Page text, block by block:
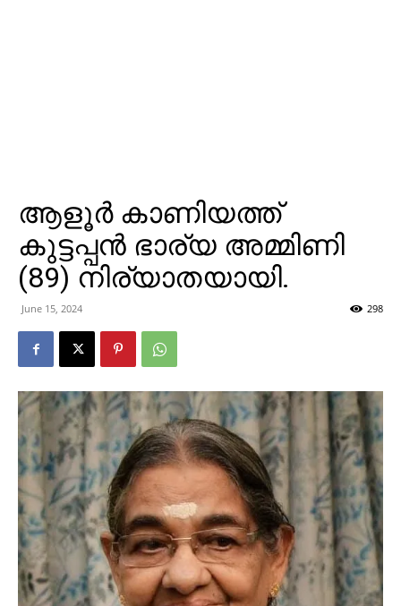
ആളൂർ കാണിയത്ത്
കുട്ടപ്പൻ ഭാര്യ അമ്മിണി
(89) നിര്യാതയായി.
June 15, 2024 298